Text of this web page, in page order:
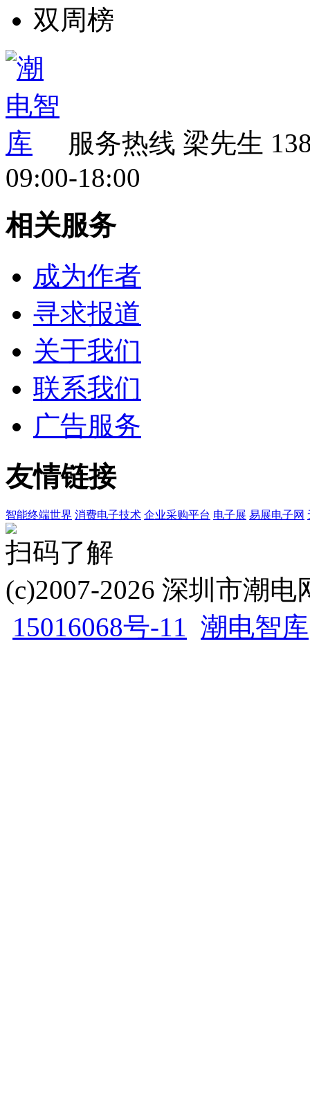
双周榜
服务热线 梁先生
09:00-18:00
相关服务
成为作者
寻求报道
关于我们
联系我们
广告服务
友情链接
智能终端世界 消费电子技术 企业采购平台 电子展 易展电子网
扫码了解
(c)2007-2026 深圳市潮
15016068号-11 潮电智库